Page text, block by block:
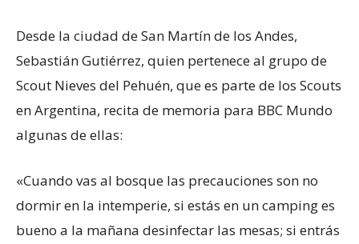
Desde la ciudad de San Martín de los Andes,
Sebastián Gutiérrez, quien pertenece al grupo de
Scout Nieves del Pehuén, que es parte de los Scouts
en Argentina, recita de memoria para BBC Mundo
algunas de ellas:
«Cuando vas al bosque las precauciones son no
dormir en la intemperie, si estás en un camping es
bueno a la mañana desinfectar las mesas; si entrás